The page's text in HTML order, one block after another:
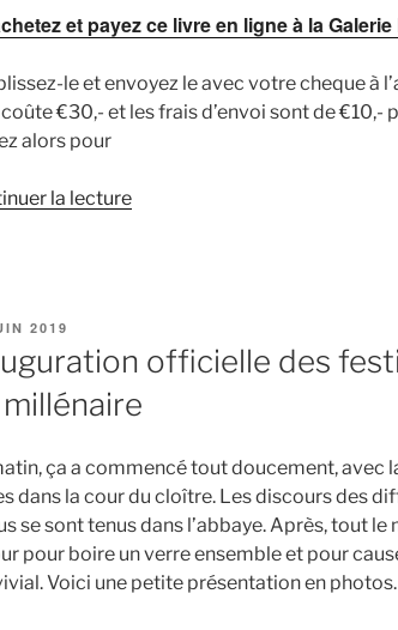
et payez ce livre en ligne à la Galerie
le et envoyez le avec votre cheque à
€30,- et les frais d’envoi sont de €10,-
alors pour
la lecture
SOCIÉTÉ,
LES
L’ABBATIALE »
de
Alain
vendre
2019
officielle des
ça a commencé tout doucement, avec
dans la cour du cloître. Les discours des
se sont tenus dans l’abbaye. Après, tout
pour boire un verre ensemble et pour
Voici une petite présentation en photos.